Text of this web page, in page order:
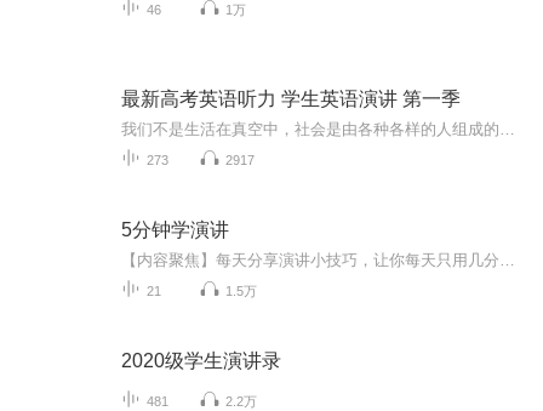
46 1万
最新高考英语听力 学生英语演讲 第一季
273 2917
5分钟学演讲
21 1.5万
2020级学生演讲录
481 2.2万